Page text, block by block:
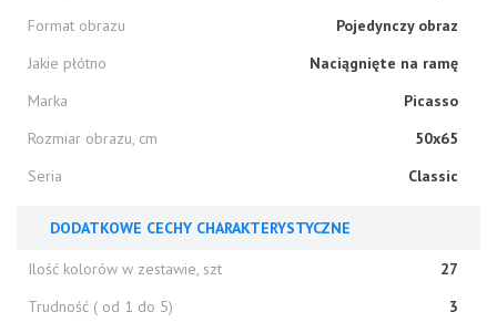
Format obrazu
Pojedynczy obraz
Jakie płótno
Naciągnięte na ramę
Marka
Picasso
Rozmiar obrazu, cm
50x65
Seria
Classic
DODATKOWE CECHY CHARAKTERYSTYCZNE
Ilość kolorów w zestawie, szt
27
Trudność ( od 1 do 5)
3